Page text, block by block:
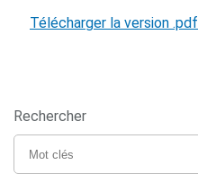
Télécharger la version .pdf
Rechercher